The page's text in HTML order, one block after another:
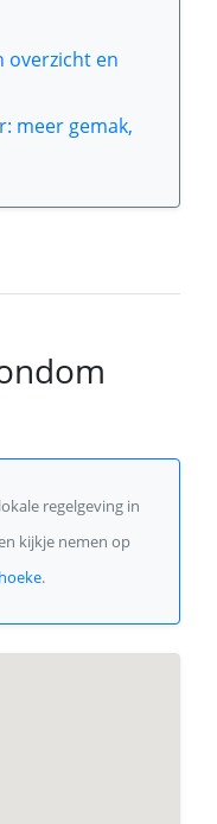
overzicht en
meer gemak,
regelgeving in
kijkje nemen op
.